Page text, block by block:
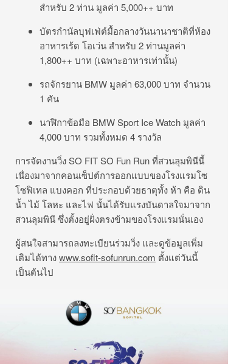
สำหรับ 2 ท่าน มูลค่า 5,000++ บาท
บัตรกำนัลบุฟเฟ่ต์มื้อกลางวันนานาชาติที่ห้อง
อาหารเร้ด โอเว่น สำหรับ 2 ท่านมูลค่า
1,800++ บาท (เฉพาะอาหารเท่านั้น)
รถจักรยาน BMW มูลค่า 63,000 บาท จำนวน
1 คัน
นาฬิกาข้อมือ BMW Sport Ice Watch มูลค่า
4,000 บาท รวมทั้งหมด 4 รางวัล
การจัดงานวิ่ง SO FIT SO Fun Run ที่สวนลุมพินีนี้
เนื่องมาจากคอนเซ็ปต์การออกแบบของโรงแรมโซ
โซฟิเทล แบงคอก ที่ประกอบด้วยธาตุทั้ง ห้า คือ ดิน
น้ำ ไม้ โลหะ และไฟ นั้นได้รับแรงบันดาลใจมาจาก
สวนลุมพินี ซึ่งตั้งอยู่ฝั่งตรงข้ามของโรงแรมนั่นเอง
ผู้สนใจสามารถลงทะเบียนร่วมวิ่ง และดูข้อมูลเพิ่ม
เติมได้ทางwww.sofit-sofunrun.com ตั้งแต่วันนี้
เป็นต้นไป